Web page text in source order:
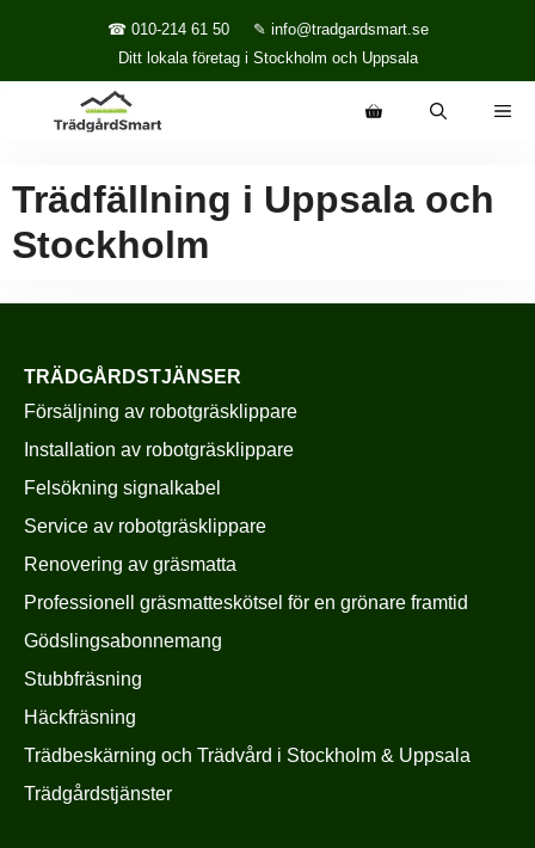
☎ 010-214 61 50
✎ info@tradgardsmart.se
Ditt lokala företag i Stockholm och Uppsala
Trädfällning i Uppsala och
Stockholm
TRÄDGÅRDSTJÄNSER
Försäljning av robotgräsklippare
Installation av robotgräsklippare
Felsökning signalkabel
Service av robotgräsklippare
Renovering av gräsmatta
Professionell gräsmatteskötsel för en grönare framtid
Gödslingsabonnemang
Stubbfräsning
Häckfräsning
Trädbeskärning och Trädvård i Stockholm & Uppsala
Trädgårdstjänster